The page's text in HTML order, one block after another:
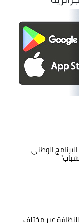
الوطني
عبر مختلف